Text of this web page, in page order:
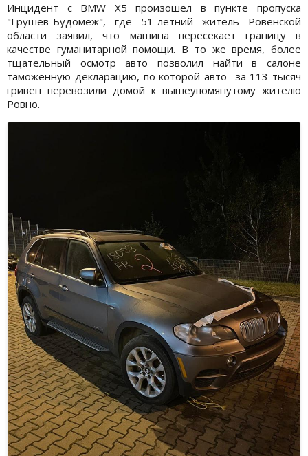
Инцидент с BMW X5 произошел в пункте пропуска
"Грушев-Будомеж", где 51-летний житель Ровенской
области заявил, что машина пересекает границу в
качестве гуманитарной помощи. В то же время, более
тщательный осмотр авто позволил найти в салоне
таможенную декларацию, по которой авто за 113 тысяч
гривен перевозили домой к вышеупомянутому жителю
Ровно.